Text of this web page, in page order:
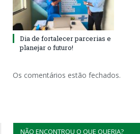
Dia de fortalecer parcerias e
planejar o futuro!
Os comentários estão fechados.
NÃO ENCONTROU O QUE QUERIA?